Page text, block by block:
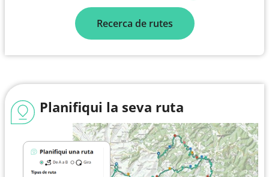
Recerca de rutes
Planifiqui la seva ruta